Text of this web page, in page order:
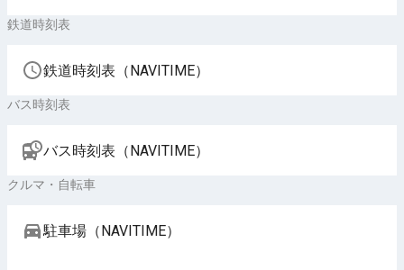
鉄道時刻表
鉄道時刻表（NAVITIME）
バス時刻表
バス時刻表（NAVITIME）
クルマ・自転車
駐車場（NAVITIME）